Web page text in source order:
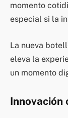
momento
especial si la
La nueva
eleva la
un momento
Innovación